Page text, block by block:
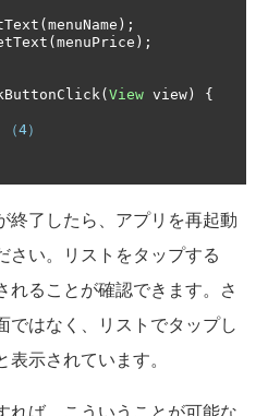
( menuName );
( menuPrice );
( View view )
{
4）
了したら、アプリを再起動
さい。リストをタップする
れることが確認できます。さ
ではなく、リストでタップし
示されています。